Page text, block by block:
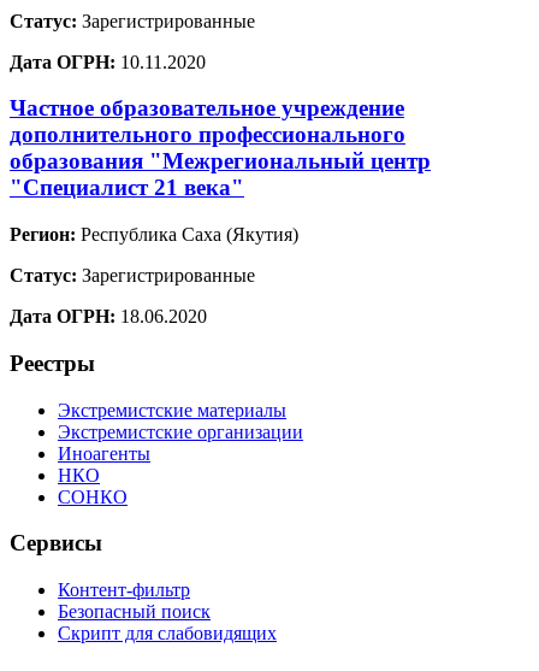
Статус: Зарегистрированные
Дата ОГРН: 10.11.2020
Частное образовательное учреждение
дополнительного профессионального
образования "Межрегиональный центр
"Специалист 21 века"
Регион: Республика Саха (Якутия)
Статус: Зарегистрированные
Дата ОГРН: 18.06.2020
Реестры
Экстремистские материалы
Экстремистские организации
Иноагенты
НКО
СОНКО
Сервисы
Контент-фильтр
Безопасный поиск
Скрипт для слабовидящих